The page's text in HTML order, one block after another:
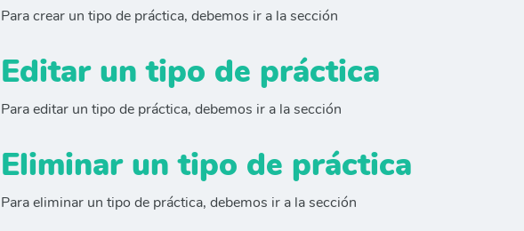
Para crear un tipo de práctica, debemos ir a la sección
Editar un tipo de práctica
Para editar un tipo de práctica, debemos ir a la sección
Eliminar un tipo de práctica
Para eliminar un tipo de práctica, debemos ir a la sección